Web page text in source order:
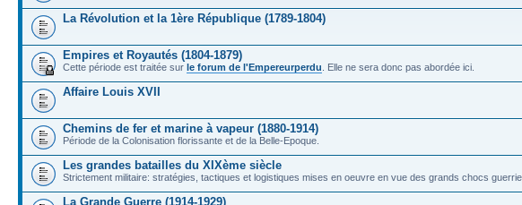
La Révolution et la 1ère République (1789-1804)
Empires et Royautés (1804-1879)
Cette période est traitée sur le forum de l'Empereurperdu . Elle ne sera donc pas abordée ici.
Affaire Louis XVII
Chemins de fer et marine à vapeur (1880-1914)
Période de la Colonisation florissante et de la Belle-Epoque.
Les grandes batailles du XIXème siècle
Strictement militaire: stratégies, tactiques et logistiques mises en oeuvre en vue des grands chocs
La Grande Guerre (1914-1929)